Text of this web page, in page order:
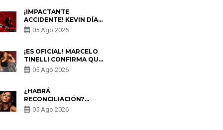
¡IMPACTANTE
ACCIDENTE! KEVIN DÍAZ
CAE DESDE OCHO
METROS EN “ESTO ES
PREOCUPACIÓN
05 Ago 2026
¡ES OFICIAL! MARCELO
TINELLI CONFIRMA QUE
REGRESÓ CON MILETT
FIGUEROA: “EL AMOR
05 Ago 2026
¿HABRÁ
RECONCILIACIÓN?
MARIO HART ADMITE
QUE PODRÍA VOLVER
05 Ago 2026